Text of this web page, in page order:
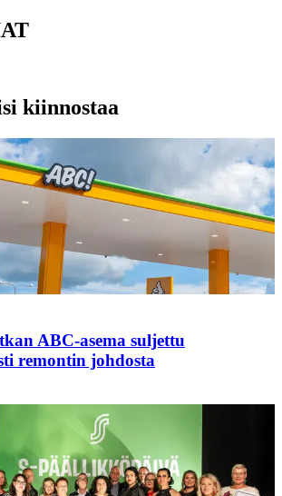
kiinnostaa
ABC-asema suljettu
remontin johdosta